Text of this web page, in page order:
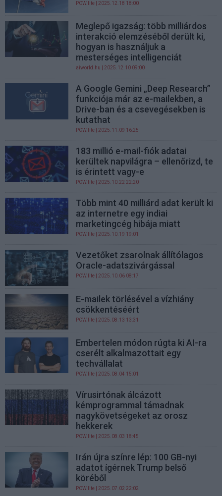
PCW.lite | 2025.12.18 18:00
Meglepő igazság: több milliárdos
interakció elemzéséből derült ki,
hogyan is használjuk a
mesterséges intelligenciát
aiworld.hu | 2025.12.10 09:00
A Google Gemini „Deep Research”
funkciója már az e-mailekben, a
Drive-ban és a csevegésekben is
kutathat
PCW.lite | 2025.11.09 16:25
183 millió e-mail-fiók adatai
kerültek napvilágra – ellenőrizd, te
is érintett vagy-e
PCW.lite | 2025.10.22 22:20
Több mint 40 milliárd adat került ki
az internetre egy indiai
marketingcég hibája miatt
PCW.lite | 2025.10.19 19:01
Vezetőket zsarolnak állítólagos
Oracle-adatszivárgással
PCW.lite | 2025.10.06 08:17
E-mailek törlésével a vízhiány
csökkentéséért
PCW.lite | 2025.08.13 13:31
Embertelen módon rúgta ki AI-ra
cserélt alkalmazottait egy
techvállalat
PCW.lite | 2025.08.04 15:01
Vírusirtónak álcázott
kémprogrammal támadnak
nagykövetségeket az orosz
hekkerek
PCW.lite | 2025.08.03 18:45
Irán újra színre lép: 100 GB-nyi
adatot ígérnek Trump belső
köréből
PCW.lite | 2025.07.02 22:02